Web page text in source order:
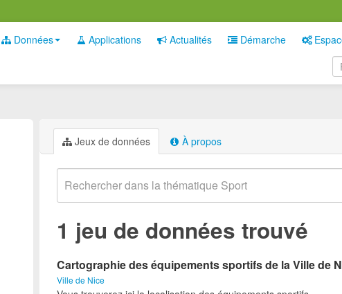
Données Applications Actualités Démarche
Jeux de données À propos
1 jeu de données trouvé
Cartographie des équipements sportifs de la Ville de
Ville de Nice